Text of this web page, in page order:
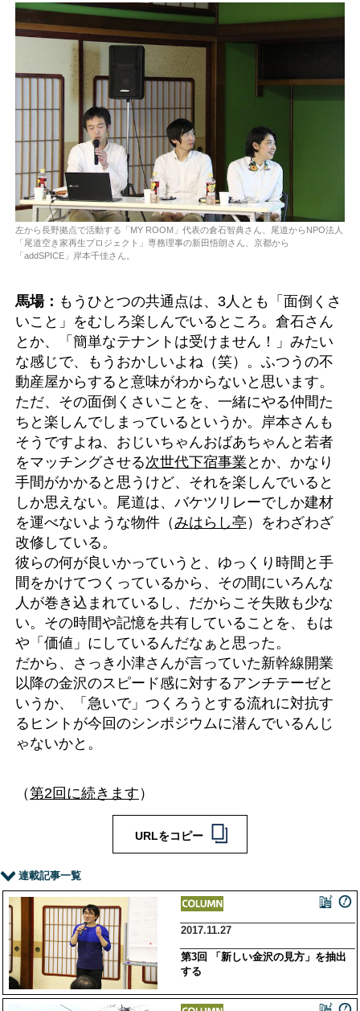
左から長野拠点で活動する「MY ROOM」代表の倉石智典さん、尾道からNPO法人
「尾道空き家再生プロジェクト」専務理事の新田悟朗さん、京都から
「addSPICE」岸本千佳さん。
馬場： もうひとつの共通点は、3人とも「面倒くさ
いこと」をむしろ楽しんでいるところ。倉石さん
とか、「簡単なテナントは受けません！」みたい
な感じで、もうおかしいよね（笑）。ふつうの不
動産屋からすると意味がわからないと思います。
ただ、その面倒くさいことを、一緒にやる仲間た
ちと楽しんでしまっているというか。岸本さんも
そうですよね、おじいちゃんおばあちゃんと若者
をマッチングさせる次世代下宿事業とか、かなり
手間がかかると思うけど、それを楽しんでいると
しか思えない。尾道は、バケツリレーでしか建材
を運べないような物件（みはらし亭）をわざわざ
改修している。
彼らの何が良いかっていうと、ゆっくり時間と手
間をかけてつくっているから、その間にいろんな
人が巻き込まれているし、だからこそ失敗も少な
い。その時間や記憶を共有していることを、もは
や「価値」にしているんだなぁと思った。
だから、さっき小津さんが言っていた新幹線開業
以降の金沢のスピード感に対するアンチテーゼと
いうか、「急いで」つくろうとする流れに対抗す
るヒントが今回のシンポジウムに潜んでいるんじ
ゃないかと。
（第2回に続きます）
URLをコピー
連載記事一覧
2017.11.27
第3回 「新しい金沢の見方」を抽出
する